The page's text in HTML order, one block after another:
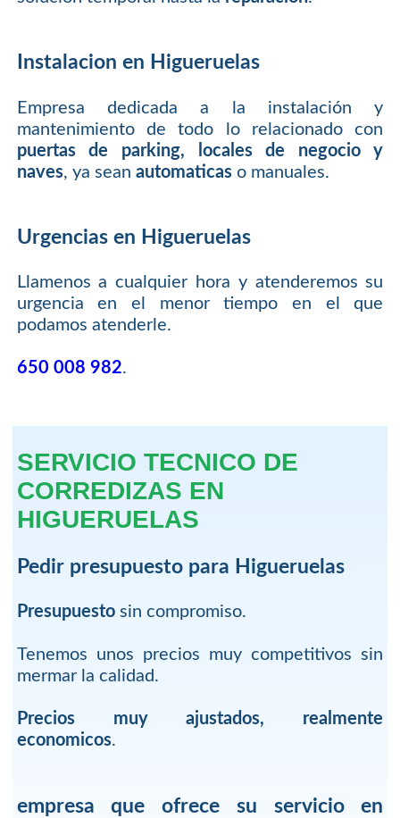
Instalacion en Higueruelas
Empresa dedicada a la instalación y
mantenimiento de todo lo relacionado con
puertas de parking, locales de negocio y
naves, ya sean automaticaso manuales.
Urgencias en Higueruelas
Llamenos a cualquier hora y atenderemos su
urgencia en el menor tiempo en el que
podamos atenderle.
650 008 982.
SERVICIO TECNICO DE
CORREDIZAS EN
HIGUERUELAS
Pedir presupuesto para Higueruelas
Presupuestosin compromiso.
Tenemos unos precios muy competitivos sin
mermar la calidad.
Precios muy ajustados, realmente
economicos.
empresa que ofrece su servicio en